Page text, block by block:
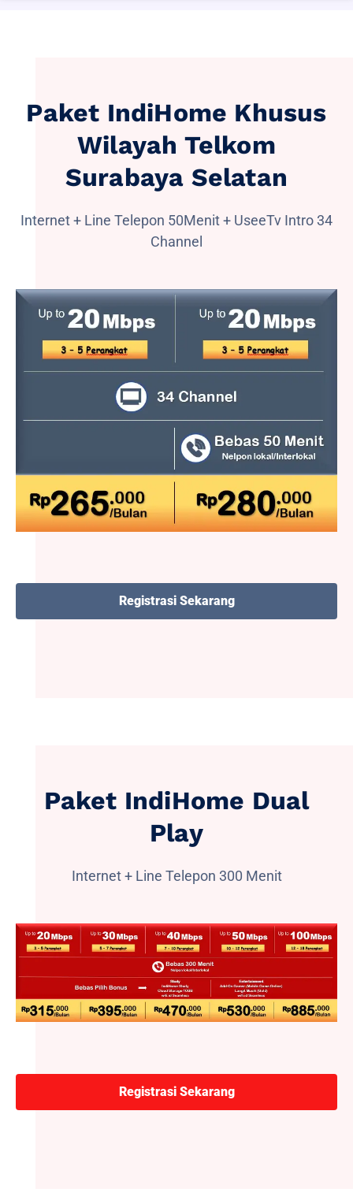
Paket IndiHome Khusus
Wilayah Telkom
Surabaya Selatan
Internet + Line Telepon 50Menit + UseeTv Intro 34
Channel
Registrasi Sekarang
Paket IndiHome Dual
Play
Internet + Line Telepon 300 Menit
Registrasi Sekarang